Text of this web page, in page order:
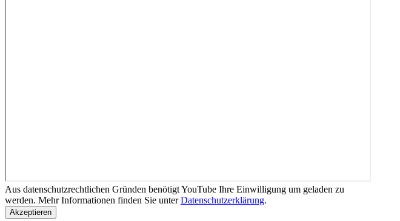
Aus datenschutzrechtlichen Gründen benötigt YouTube Ihre Einwilligung um geladen zu
werden. Mehr Informationen finden Sie unterDatenschutzerklärung.
Akzeptieren